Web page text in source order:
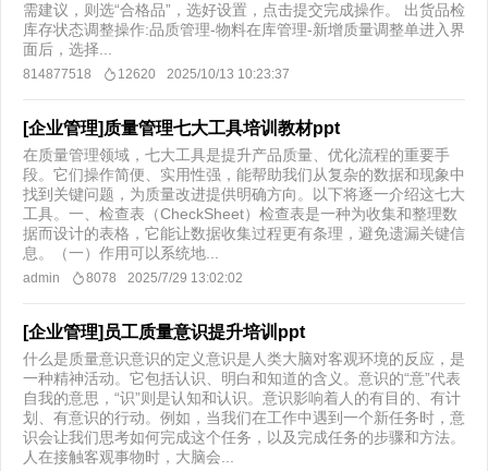
需建议，则选“合格品”，选好设置，点击提交完成操作。 出货品检
库存状态调整操作:品质管理-物料在库管理-新增质量调整单进入界
面后，选择...
814877518 12620 2025/10/13 10:23:37
[企业管理]质量管理七大工具培训教材ppt
在质量管理领域，七大工具是提升产品质量、优化流程的重要手
段。它们操作简便、实用性强，能帮助我们从复杂的数据和现象中
找到关键问题，为质量改进提供明确方向。以下将逐一介绍这七大
工具。一、检查表（CheckSheet）检查表是一种为收集和整理数
据而设计的表格，它能让数据收集过程更有条理，避免遗漏关键信
息。（一）作用可以系统地...
admin 8078 2025/7/29 13:02:02
[企业管理]员工质量意识提升培训ppt
什么是质量意识意识的定义意识是人类大脑对客观环境的反应，是
一种精神活动。它包括认识、明白和知道的含义。意识的“意”代表
自我的意思，“识”则是认知和认识。意识影响着人的有目的、有计
划、有意识的行动。例如，当我们在工作中遇到一个新任务时，意
识会让我们思考如何完成这个任务，以及完成任务的步骤和方法。
人在接触客观事物时，大脑会...